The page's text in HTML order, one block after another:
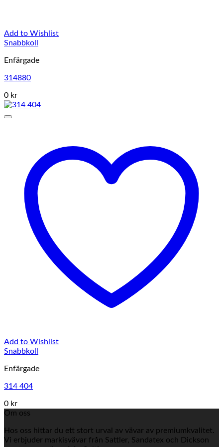
Add to Wishlist
Snabbkoll
Enfärgade
314880
0 kr
Add to Wishlist
Snabbkoll
Enfärgade
314 404
0 kr
Om oss
Hos oss hittar du ett stort urval av vävar av premiumkvalitet.
Vi erbjuder markisvävar från Sattler, Sandatex och Dickson